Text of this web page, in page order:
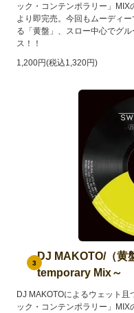
ック・コンテンポラリー」
より即完売。今回もムーディ
る「黄盤」、スロー中心でグ
ス！！
1,200円(税込1,320円)
3
DJ MAKOTO/（黄
temporary Mix～
DJ MAKOTOによるウェット
ック・コンテンポラリー」